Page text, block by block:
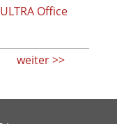
Office
weiter >>